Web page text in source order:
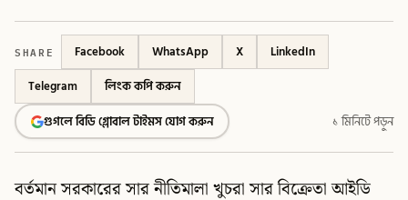
SHARE Facebook WhatsApp X
LinkedIn
Telegram
লিংক কপি করুন
গুগলে বিডি গ্লোবাল টাইমস যোগ করুন
১ মিনিটে পড়ুন
বর্তমান সরকারের সার নীতিমালা খুচরা সার বিক্রেতা আইডি